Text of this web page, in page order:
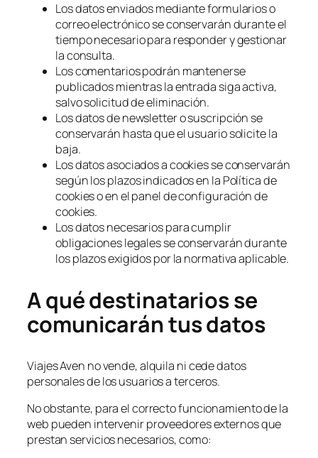
Los datos enviados mediante formularios o
correo electrónico se conservarán durante el
tiempo necesario para responder y gestionar
la consulta.
Los comentarios podrán mantenerse
publicados mientras la entrada siga activa,
salvo solicitud de eliminación.
Los datos de newsletter o suscripción se
conservarán hasta que el usuario solicite la
baja.
Los datos asociados a cookies se conservarán
según los plazos indicados en la Política de
cookies o en el panel de configuración de
cookies.
Los datos necesarios para cumplir
obligaciones legales se conservarán durante
los plazos exigidos por la normativa aplicable.
A qué destinatarios se
comunicarán tus datos
Viajes Aven no vende, alquila ni cede datos
personales de los usuarios a terceros.
No obstante, para el correcto funcionamiento de la
web pueden intervenir proveedores externos que
prestan servicios necesarios, como: